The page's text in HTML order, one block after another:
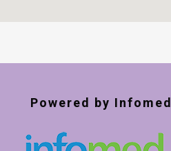
Powered by Infomed